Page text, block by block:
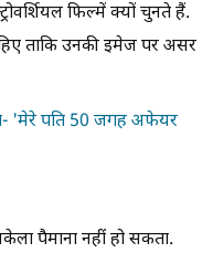
फिल्में क्यों चुनते हैं.
ताकि उनकी इमेज पर असर
'मेरे पति 50 जगह अफेयर
पैमाना नहीं हो सकता.